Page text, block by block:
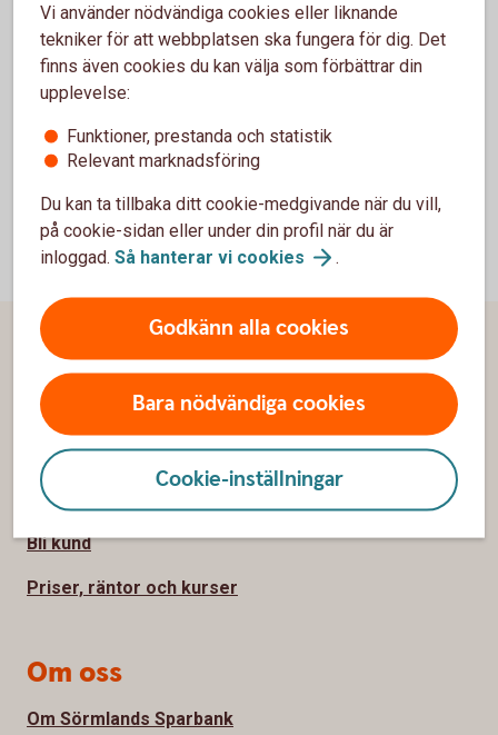
godkänna cookies för Funktioner, prestanda
och statistik.
Inställningar för cookies
Vi använder nödvändiga cookies eller liknande
tekniker för att webbplatsen ska fungera för dig. Det
finns även cookies du kan välja som förbättrar din
upplevelse:
Funktioner, prestanda och statistik
Relevant marknadsföring
Du kan ta tillbaka ditt cookie-medgivande när du vill,
på cookie-sidan eller under din profil när du är
inloggad. Så hanterar vi cookies .
Godkänn alla cookies
Bara nödvändiga cookies
Cookie-inställningar
Sidfot
Hitta snabbt
Kundservice
Spärrhjälp
Hitta bankkontor
Bli kund
Priser, räntor och kurser
Om oss
Om Sörmlands Sparbank